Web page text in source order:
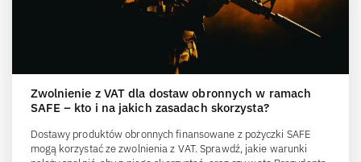
Zwolnienie z VAT dla dostaw obronnych w ramach
SAFE – kto i na jakich zasadach skorzysta?
Dostawy produktów obronnych finansowane z pożyczki SAFE
mogą korzystać ze zwolnienia z VAT. Sprawdź, jakie warunki